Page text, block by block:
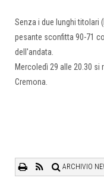
Senza i due lunghi titolari
pesante sconfitta 90-71
dell'andata.
Mercoledì 29 alle 20.30
Cremona.
ARCHIVIO